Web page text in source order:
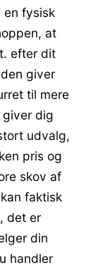
en fysisk
at
efter dit
giver
til mere
giver dig
udvalg,
pris og
skov af
faktisk
det er
din
handler